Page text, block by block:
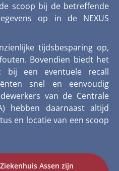
scoop bij de betreffende
op in de NEXUS
tijdsbesparing op,
Bovendien biedt het
bij een eventuele recall
snel en eenvoudig
van de Centrale
hebben daarnaast altijd
en locatie van een scoop
Assen zijn